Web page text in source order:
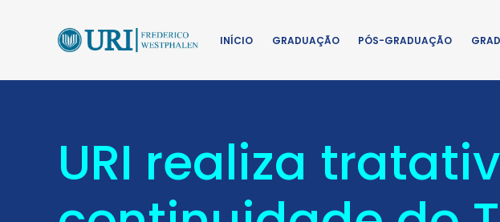
INÍCIO GRADUAÇÃO PÓS-GRADUAÇÃO
URI realiza